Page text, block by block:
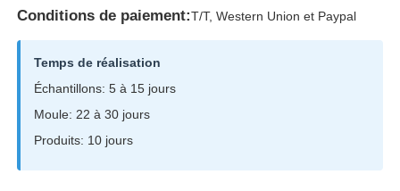
Conditions de paiement:T/T, Western Union et Paypal
Temps de réalisation
Échantillons: 5 à 15 jours
Moule: 22 à 30 jours
Produits: 10 jours